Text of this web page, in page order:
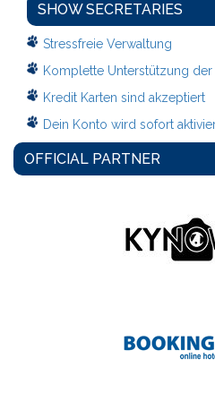
SHOW SECRETARIES
Stressfreie Verwaltung
Komplette Unterstützung der
Kredit Karten sind akzeptiert
Dein Konto wird sofort
OFFICIAL PARTNER